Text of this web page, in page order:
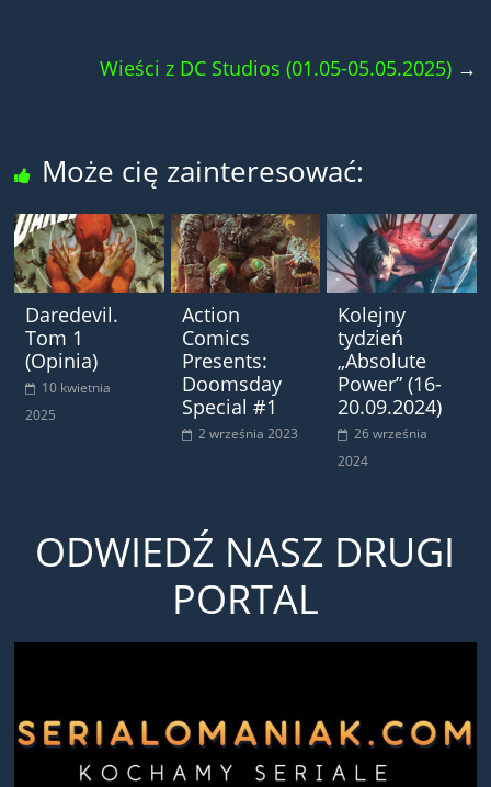
Wieści z DC Studios (01.05-05.05.2025) →
Może cię zainteresować:
Daredevil.
Tom 1
(Opinia)
10 kwietnia
2025
Action
Comics
Presents:
Doomsday
Special #1
2 września 2023
Kolejny
tydzień
„Absolute
Power” (16-
20.09.2024)
26 września
2024
ODWIEDŹ NASZ DRUGI
PORTAL